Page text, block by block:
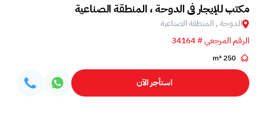
مكتب للإيجار في الدوحة ، المنطقة الصناعية
الدوحة , المنطقة الصناعية
الرقم المرجعي # 34164
250 m²
استأجر الآن